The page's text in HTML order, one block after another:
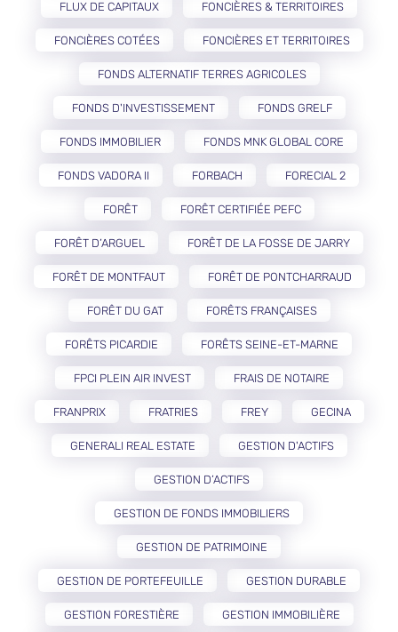
FLUX DE CAPITAUX FONCIÈRES & TERRITOIRES
FONCIÈRES COTÉES FONCIÈRES ET TERRITOIRES
FONDS ALTERNATIF TERRES AGRICOLES
FONDS D'INVESTISSEMENT FONDS GRELF
FONDS IMMOBILIER FONDS MNK GLOBAL CORE
FONDS VADORA II FORBACH FORECIAL 2
FORÊT FORÊT CERTIFIÉE PEFC
FORÊT D’ARGUEL FORÊT DE LA FOSSE DE JARRY
FORÊT DE MONTFAUT FORÊT DE PONTCHARRAUD
FORÊT DU GAT FORÊTS FRANÇAISES
FORÊTS PICARDIE FORÊTS SEINE-ET-MARNE
FPCI PLEIN AIR INVEST FRAIS DE NOTAIRE
FRANPRIX FRATRIES FREY GECINA
GENERALI REAL ESTATE GESTION D'ACTIFS
GESTION D’ACTIFS
GESTION DE FONDS IMMOBILIERS
GESTION DE PATRIMOINE
GESTION DE PORTEFEUILLE GESTION DURABLE
GESTION FORESTIÈRE GESTION IMMOBILIÈRE